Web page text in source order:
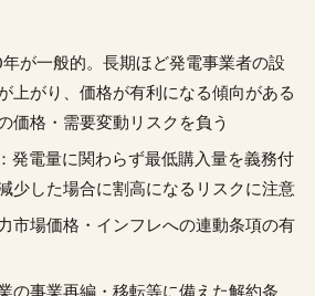
年が一般的。長期ほど発電事業者の設
上がり、価格が有利になる傾向がある
価格・需要変動リスクを負う
：発電量に関わらず最低購入量を義務付
少した場合に割高になるリスクに注意
市場価格・インフレへの連動条項の有
の事業再編・移転等に備えた解約条